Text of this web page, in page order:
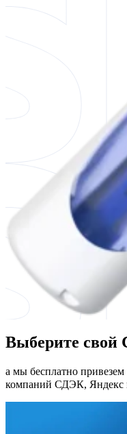
Выберите свой
а мы бесплатно
компаний СДЭК, Яндекс